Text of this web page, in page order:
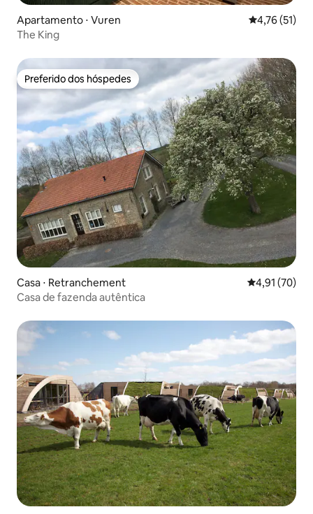
Apartamento ⋅ Vuren 4,76 de uma
4,76 (51)
The King
Preferido dos hóspedes
Preferido dos hóspedes
Casa ⋅ Retranchement 4,91 de uma
4,91 (70)
Casa de fazenda autêntica